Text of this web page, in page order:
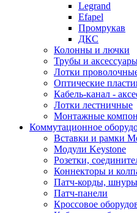
Legrand
Efapel
Промрукав
ДКС
Колонны и лючки
Трубы и
Лотки
Оптические
Кабель-канал -
Лотки лестничные
Монтажные
Коммутационное
Вставки и рамки
Модули Keystone
Розетки,
Коннекторы и
Патч-корды, шнуры
Патч-панели
Кроссовое